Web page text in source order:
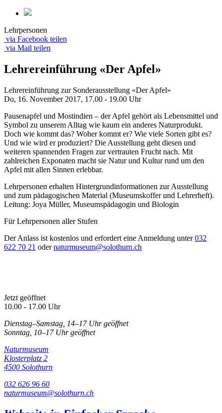
Lehrpersonen
via Facebook teilen
via Mail teilen
Lehrereinführung «Der Apfel»
Lehrereinführung zur Sonderausstellung «Der Apfel»
Do, 16. November 2017, 17.00 - 19.00 Uhr
Pausenapfel und Mostindien – der Apfel gehört als Lebensmittel und
Symbol zu unserem Alltag wie kaum ein anderes Naturprodukt.
Doch wie kommt das? Woher kommt er? Wie viele Sorten gibt es?
Und wie wird er produziert? Die Ausstellung geht diesen und
weiteren spannenden Fragen zur vertrauten Frucht nach. Mit
zahlreichen Exponaten macht sie Natur und Kultur rund um den
Apfel mit allen Sinnen erlebbar.
Lehrpersonen erhalten Hintergrundinformationen zur Ausstellung
und zum pädagogischen Material (Museumskoffer und Lehrerheft).
Leitung: Joya Müller, Museumspädagogin und Biologin
Für Lehrpersonen aller Stufen
Der Anlass ist kostenlos und erfordert eine Anmeldung unter032
622 70 21 odernaturmuseum@solothurn.ch
Jetzt geöffnet
10.00 - 17.00 Uhr
Dienstag–Samstag, 14–17 Uhr geöffnet
Sonntag, 10–17 Uhr geöffnet
Naturmuseum
Klosterplatz 2
4500 Solothurn
032 626 96 60
naturmuseum@solothurn.ch